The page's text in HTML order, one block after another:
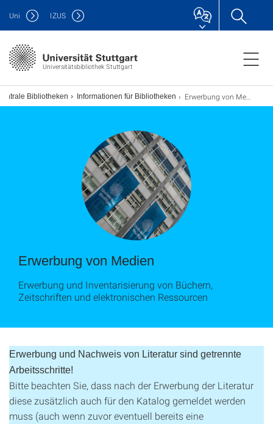
Universitätsbibliothek Stuttgart
Uni IZUS
Bibliotheken Informationen für Bibliotheken Erwerbung von Medien
Erwerbung von Medien
Erwerbung und Inventarisierung von Büchern,
Zeitschriften und elektronischen Ressourcen
Erwerbung und Nachweis von Literatur sind getrennte
Arbeitsschritte!
Bitte beachten Sie, dass nach der Erwerbung der Literatur
diese zusätzlich auch für den Katalog gemeldet werden
muss (auch wenn zuvor eventuell bereits eine